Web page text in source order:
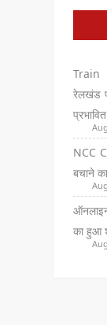
Train
रेलखंड
प्रभावित
NCC
बचाने
का हुआ